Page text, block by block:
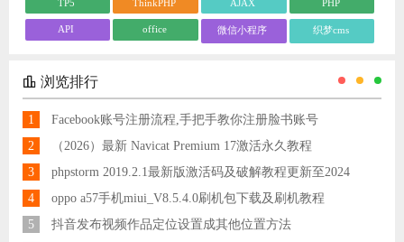
TP5 ThinkPHP AJAX PHP
API office 微信小程序 织梦cms
浏览排行
1
Facebook账号注册流程,手把手教你注册脸书账号
2
（2026）最新 Navicat Premium 17激活永久教程
3
phpstorm 2019.2.1最新版激活码及破解教程更新至2024
4
oppo a57手机miui_V8.5.4.0刷机包下载及刷机教程
5
抖音发布视频作品定位设置成其他位置方法